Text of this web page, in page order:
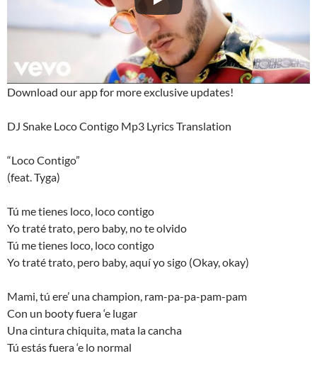
Download our app for more exclusive updates!
DJ Snake Loco Contigo Mp3 Lyrics Translation
“Loco Contigo”
(feat. Tyga)
Tú me tienes loco, loco contigo
Yo traté trato, pero baby, no te olvido
Tú me tienes loco, loco contigo
Yo traté trato, pero baby, aquí yo sigo (Okay, okay)
Mami, tú ere’ una champion, ram-pa-pa-pam-pam
Con un booty fuera ‘e lugar
Una cintura chiquita, mata la cancha
Tú estás fuera ‘e lo normal